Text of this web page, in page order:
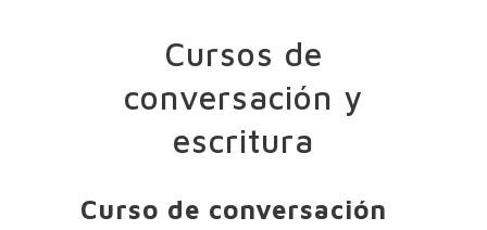
Cursos de
conversación y
escritura
Curso de conversación